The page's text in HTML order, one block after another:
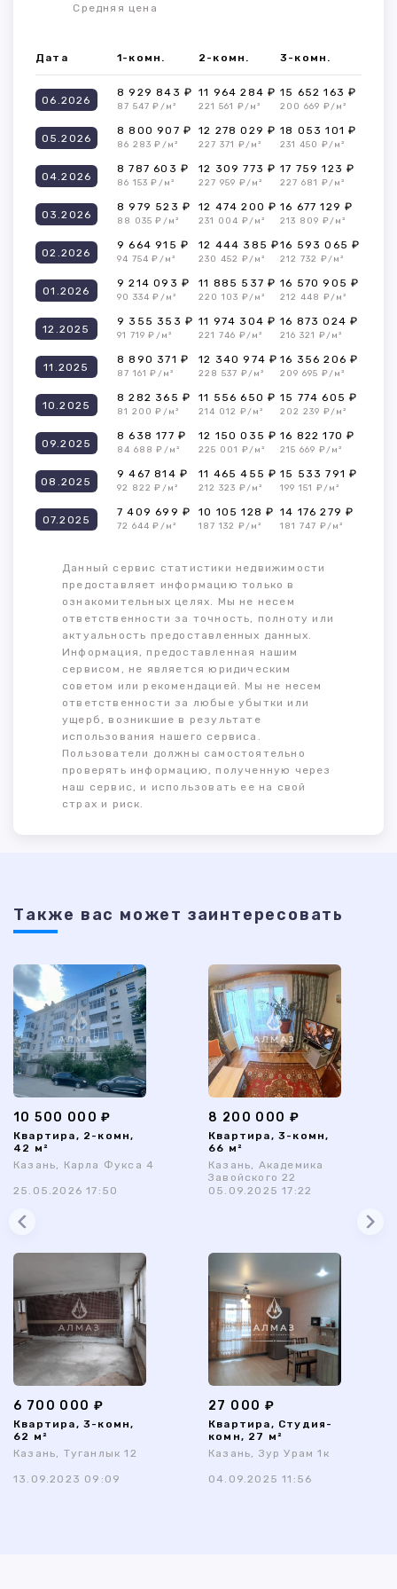
Средняя цена
Дата 1-комн. 2-комн. 3-комн.
06.2026
8 929 843 ₽
87 547 ₽/м²
11 964 284 ₽
221 561 ₽/м²
15 652 163 ₽
200 669 ₽/м²
05.2026
8 800 907 ₽
86 283 ₽/м²
12 278 029 ₽
227 371 ₽/м²
18 053 101 ₽
231 450 ₽/м²
04.2026
8 787 603 ₽
86 153 ₽/м²
12 309 773 ₽
227 959 ₽/м²
17 759 123 ₽
227 681 ₽/м²
03.2026
8 979 523 ₽
88 035 ₽/м²
12 474 200 ₽
231 004 ₽/м²
16 677 129 ₽
213 809 ₽/м²
02.2026
9 664 915 ₽
94 754 ₽/м²
12 444 385 ₽
230 452 ₽/м²
16 593 065 ₽
212 732 ₽/м²
01.2026
9 214 093 ₽
90 334 ₽/м²
11 885 537 ₽
220 103 ₽/м²
16 570 905 ₽
212 448 ₽/м²
12.2025
9 355 353 ₽
91 719 ₽/м²
11 974 304 ₽
221 746 ₽/м²
16 873 024 ₽
216 321 ₽/м²
11.2025
8 890 371 ₽
87 161 ₽/м²
12 340 974 ₽
228 537 ₽/м²
16 356 206 ₽
209 695 ₽/м²
10.2025
8 282 365 ₽
81 200 ₽/м²
11 556 650 ₽
214 012 ₽/м²
15 774 605 ₽
202 239 ₽/м²
09.2025
8 638 177 ₽
84 688 ₽/м²
12 150 035 ₽
225 001 ₽/м²
16 822 170 ₽
215 669 ₽/м²
08.2025
9 467 814 ₽
92 822 ₽/м²
11 465 455 ₽
212 323 ₽/м²
15 533 791 ₽
199 151 ₽/м²
07.2025
7 409 699 ₽
72 644 ₽/м²
10 105 128 ₽
187 132 ₽/м²
14 176 279 ₽
181 747 ₽/м²
Данный сервис статистики недвижимости
предоставляет информацию только в
ознакомительных целях. Мы не несем
ответственности за точность, полноту или
актуальность предоставленных данных.
Информация, предоставленная нашим
сервисом, не является юридическим
советом или рекомендацией. Мы не несем
ответственности за любые убытки или
ущерб, возникшие в результате
использования нашего сервиса.
Пользователи должны самостоятельно
проверять информацию, полученную через
наш сервис, и использовать ее на свой
страх и риск.
Также ваc может заинтересовать
10 500 000 ₽
Квартира, 2-комн,
42 м²
Казань, Карла Фукса 4
25.05.2026 17:50
8 200 000 ₽
Квартира, 3-комн,
66 м²
Казань, Академика
Завойского 22
05.09.2025 17:22
6 700 000 ₽
Квартира, 3-комн,
62 м²
Казань, Туганлык 12
13.09.2023 09:09
27 000 ₽
Квартира, Студия-
комн, 27 м²
Казань, Зур Урам 1к
04.09.2025 11:56